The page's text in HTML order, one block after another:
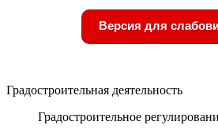
Версия для
Градостроительная деятельность
Градостроительное